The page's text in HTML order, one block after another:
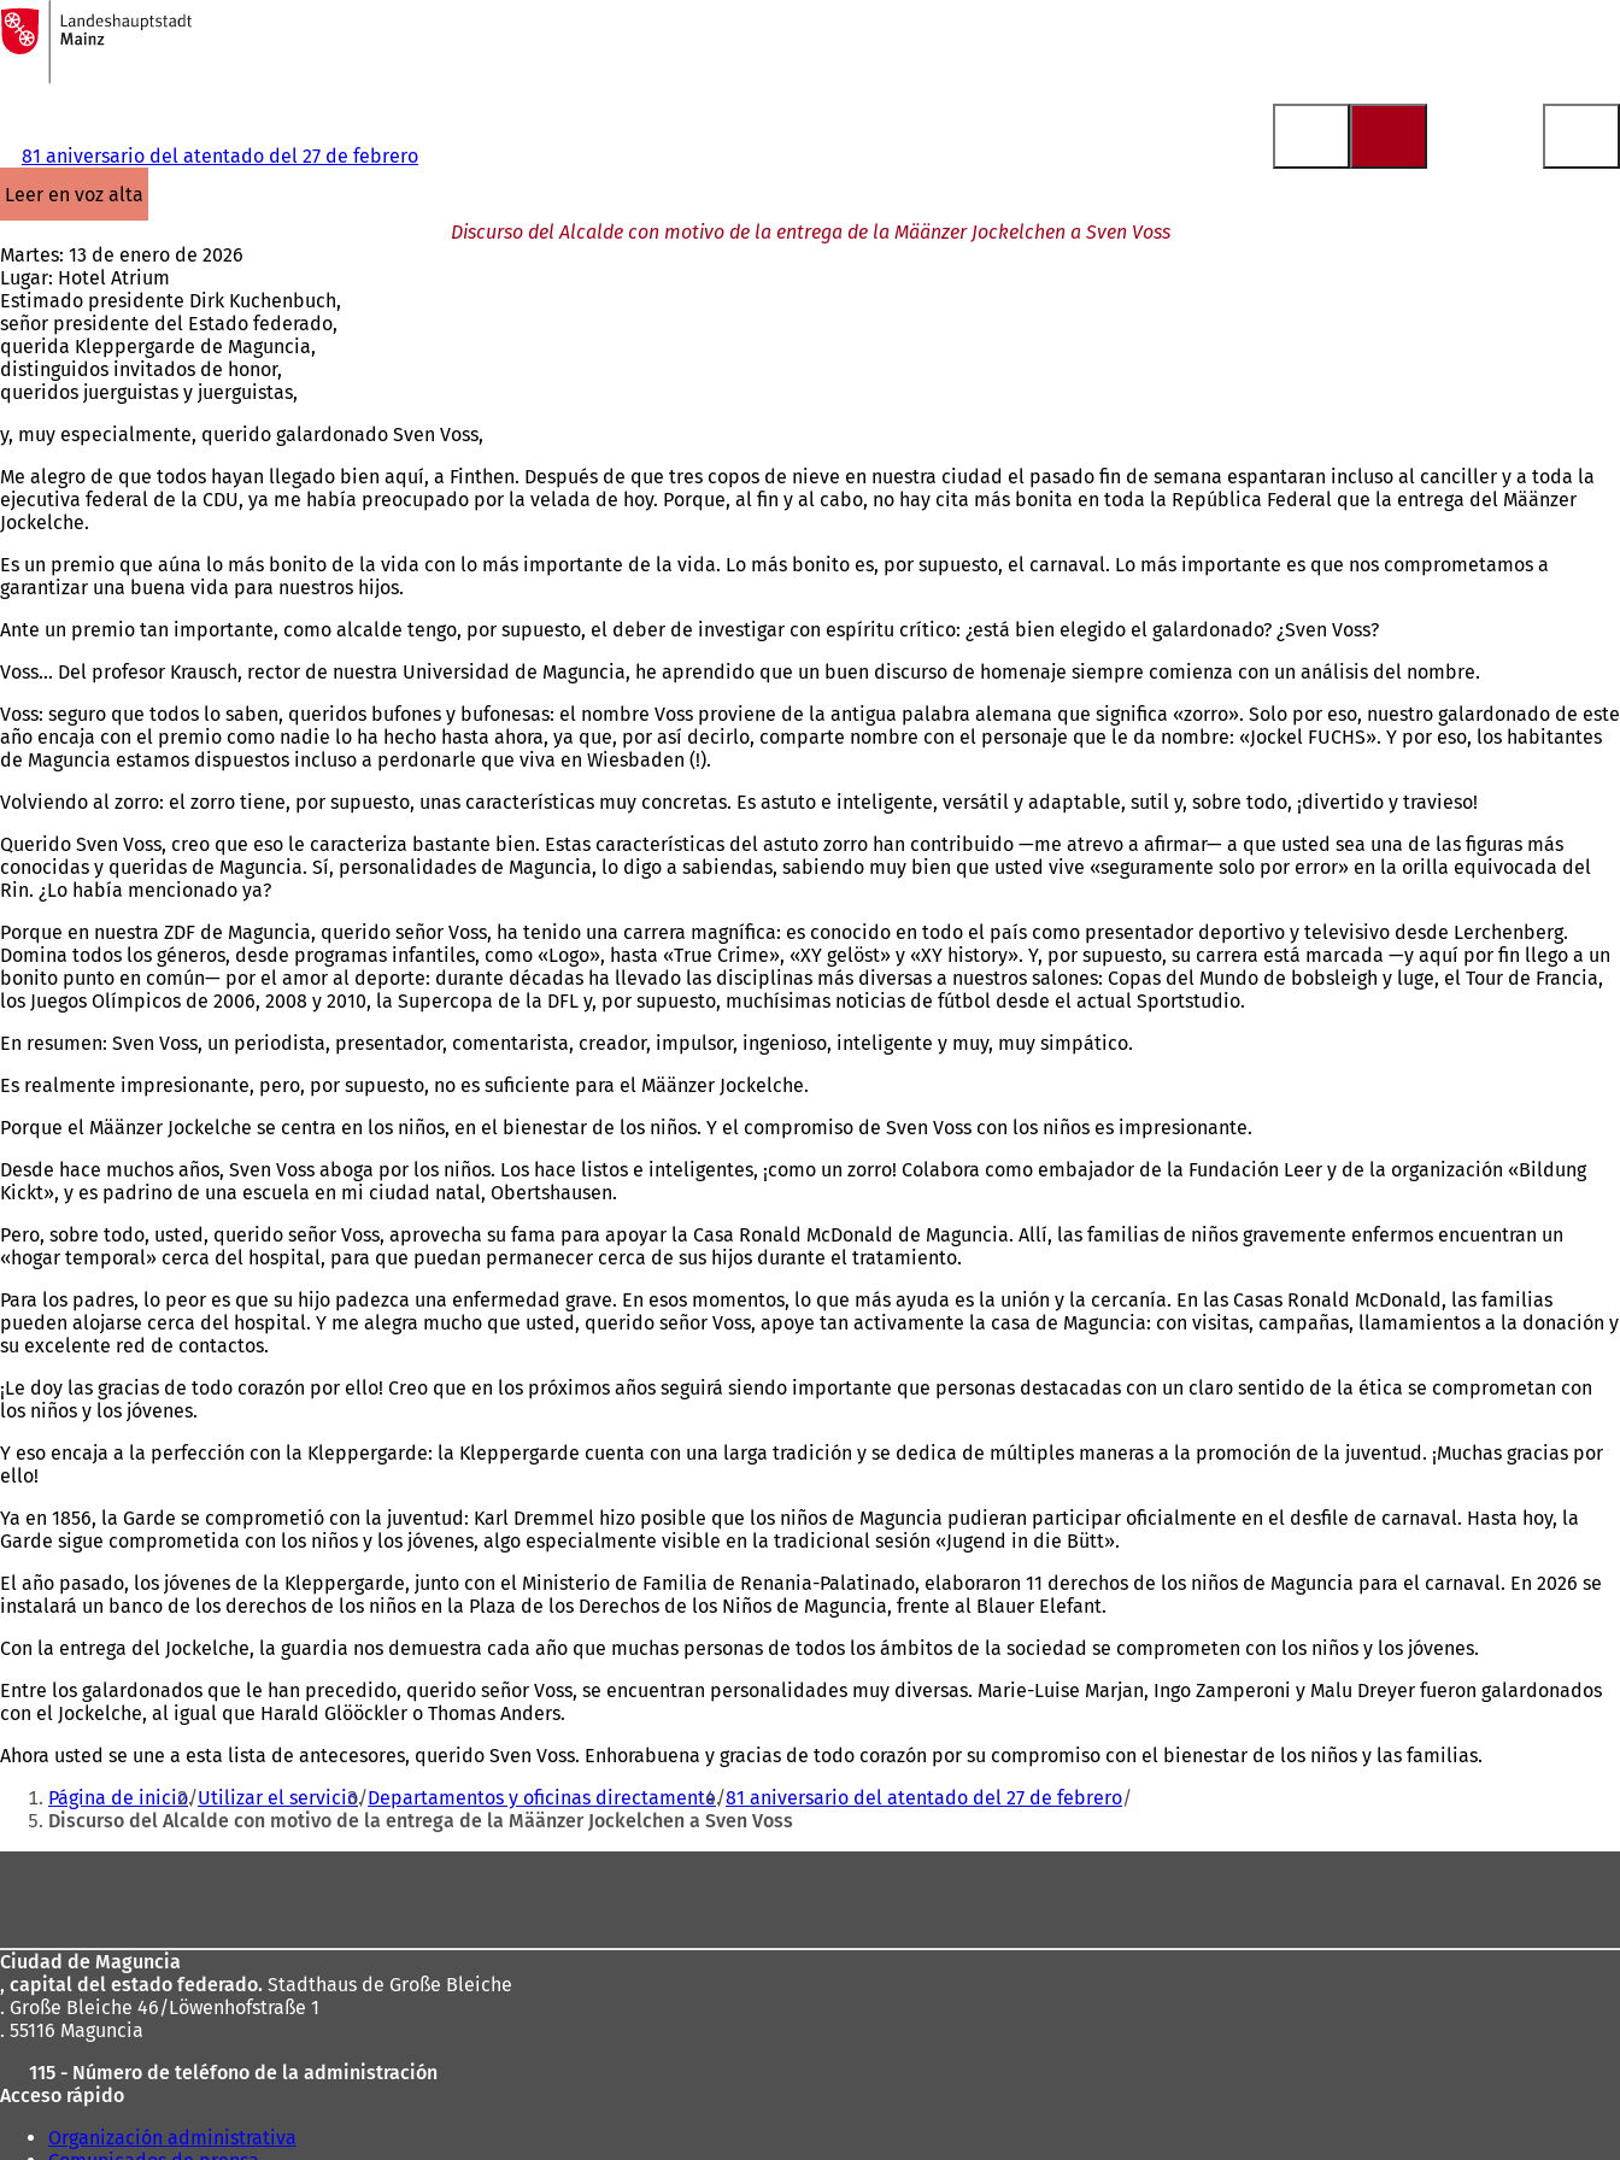
Saltar al contenido
A
la
página
81 aniversario del atentado del 27 de febrero
leer en voz alta
Discurso del Alcalde con motivo de la entrega de la Määnzer Jockelchen a Sven Voss
Martes: 13 de enero de 2026
Lugar: Hotel Atrium
Estimado presidente Dirk Kuchenbuch,
señor presidente del Estado federado,
querida Kleppergarde de Maguncia,
distinguidos invitados de honor,
queridos juerguistas y juerguistas,
y, muy especialmente, querido galardonado Sven Voss,
Me alegro de que todos hayan llegado bien aquí, a Finthen. Después de que tres copos de nieve en nuestra ciudad el pasado fin de semana espantaran incluso al canciller y a toda la
ejecutiva federal de la CDU, ya me había preocupado por la velada de hoy. Porque, al fin y al cabo, no hay cita más bonita en toda la República Federal que la entrega del Määnzer
Jockelche.
Es un premio que aúna lo más bonito de la vida con lo más importante de la vida. Lo más bonito es, por supuesto, el carnaval. Lo más importante es que nos comprometamos a
garantizar una buena vida para nuestros hijos.
Ante un premio tan importante, como alcalde tengo, por supuesto, el deber de investigar con espíritu crítico: ¿está bien elegido el galardonado? ¿Sven Voss?
Voss… Del profesor Krausch, rector de nuestra Universidad de Maguncia, he aprendido que un buen discurso de homenaje siempre comienza con un análisis del nombre.
Voss: seguro que todos lo saben, queridos bufones y bufonesas: el nombre Voss proviene de la antigua palabra alemana que significa «zorro». Solo por eso, nuestro galardonado de este
año encaja con el premio como nadie lo ha hecho hasta ahora, ya que, por así decirlo, comparte nombre con el personaje que le da nombre: «Jockel FUCHS». Y por eso, los habitantes
de Maguncia estamos dispuestos incluso a perdonarle que viva en Wiesbaden (!).
Volviendo al zorro: el zorro tiene, por supuesto, unas características muy concretas. Es astuto e inteligente, versátil y adaptable, sutil y, sobre todo, ¡divertido y travieso!
Querido Sven Voss, creo que eso le caracteriza bastante bien. Estas características del astuto zorro han contribuido —me atrevo a afirmar— a que usted sea una de las figuras más
conocidas y queridas de Maguncia. Sí, personalidades de Maguncia, lo digo a sabiendas, sabiendo muy bien que usted vive «seguramente solo por error» en la orilla equivocada del
Rin. ¿Lo había mencionado ya?
Porque en nuestra ZDF de Maguncia, querido señor Voss, ha tenido una carrera magnífica: es conocido en todo el país como presentador deportivo y televisivo desde Lerchenberg.
Domina todos los géneros, desde programas infantiles, como «Logo», hasta «True Crime», «XY gelöst» y «XY history». Y, por supuesto, su carrera está marcada —y aquí por fin llego a un
bonito punto en común— por el amor al deporte: durante décadas ha llevado las disciplinas más diversas a nuestros salones: Copas del Mundo de bobsleigh y luge, el Tour de Francia,
los Juegos Olímpicos de 2006, 2008 y 2010, la Supercopa de la DFL y, por supuesto, muchísimas noticias de fútbol desde el actual Sportstudio.
En resumen: Sven Voss, un periodista, presentador, comentarista, creador, impulsor, ingenioso, inteligente y muy, muy simpático.
Es realmente impresionante, pero, por supuesto, no es suficiente para el Määnzer Jockelche.
Porque el Määnzer Jockelche se centra en los niños, en el bienestar de los niños. Y el compromiso de Sven Voss con los niños es impresionante.
Desde hace muchos años, Sven Voss aboga por los niños. Los hace listos e inteligentes, ¡como un zorro! Colabora como embajador de la Fundación Leer y de la organización «Bildung
Kickt», y es padrino de una escuela en mi ciudad natal, Obertshausen.
Pero, sobre todo, usted, querido señor Voss, aprovecha su fama para apoyar la Casa Ronald McDonald de Maguncia. Allí, las familias de niños gravemente enfermos encuentran un
«hogar temporal» cerca del hospital, para que puedan permanecer cerca de sus hijos durante el tratamiento.
Para los padres, lo peor es que su hijo padezca una enfermedad grave. En esos momentos, lo que más ayuda es la unión y la cercanía. En las Casas Ronald McDonald, las familias
pueden alojarse cerca del hospital. Y me alegra mucho que usted, querido señor Voss, apoye tan activamente la casa de Maguncia: con visitas, campañas, llamamientos a la donación y
su excelente red de contactos.
¡Le doy las gracias de todo corazón por ello! Creo que en los próximos años seguirá siendo importante que personas destacadas con un claro sentido de la ética se comprometan con
los niños y los jóvenes.
Y eso encaja a la perfección con la Kleppergarde: la Kleppergarde cuenta con una larga tradición y se dedica de múltiples maneras a la promoción de la juventud. ¡Muchas gracias por
ello!
Ya en 1856, la Garde se comprometió con la juventud: Karl Dremmel hizo posible que los niños de Maguncia pudieran participar oficialmente en el desfile de carnaval. Hasta hoy, la
Garde sigue comprometida con los niños y los jóvenes, algo especialmente visible en la tradicional sesión «Jugend in die Bütt».
El año pasado, los jóvenes de la Kleppergarde, junto con el Ministerio de Familia de Renania-Palatinado, elaboraron 11 derechos de los niños de Maguncia para el carnaval. En 2026 se
instalará un banco de los derechos de los niños en la Plaza de los Derechos de los Niños de Maguncia, frente al Blauer Elefant.
Con la entrega del Jockelche, la guardia nos demuestra cada año que muchas personas de todos los ámbitos de la sociedad se comprometen con los niños y los jóvenes.
Entre los galardonados que le han precedido, querido señor Voss, se encuentran personalidades muy diversas. Marie-Luise Marjan, Ingo Zamperoni y Malu Dreyer fueron galardonados
con el Jockelche, al igual que Harald Glööckler o Thomas Anders.
Ahora usted se une a esta lista de antecesores, querido Sven Voss. Enhorabuena y gracias de todo corazón por su compromiso con el bienestar de los niños y las familias.
Estás
aquí:
Página de inicio Utilizar el servicio Departamentos y oficinas directamente 81 aniversario del atentado del 27 de febrero
Discurso del Alcalde con motivo de la entrega de la Määnzer Jockelchen a Sven Voss
pies
Ciudad de Maguncia
, capital del estado federado. Stadthaus de Große Bleiche
. Große Bleiche 46/Löwenhofstraße 1
. 55116 Maguncia
115 - Número de teléfono de la administración
Acceso rápido
Organización administrativa